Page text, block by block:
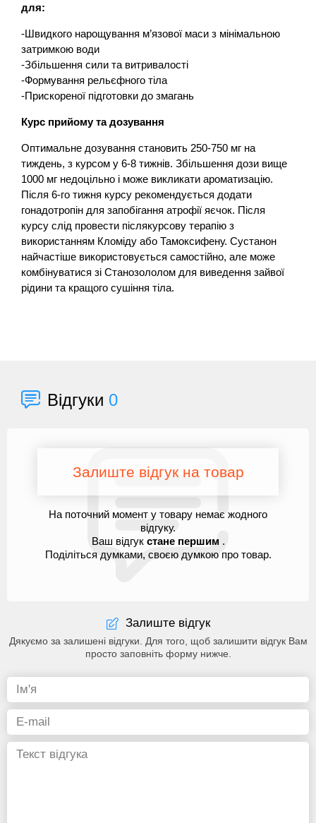
для:
-Швидкого нарощування м’язової маси з мінімальною
затримкою води
-Збільшення сили та витривалості
-Формування рельєфного тіла
-Прискореної підготовки до змагань
Курс прийому та дозування
Оптимальне дозування становить 250-750 мг на
тиждень, з курсом у 6-8 тижнів. Збільшення дози вище
1000 мг недоцільно і може викликати ароматизацію.
Після 6-го тижня курсу рекомендується додати
гонадотропін для запобігання атрофії яєчок. Після
курсу слід провести післякурсову терапію з
використанням Кломіду або Тамоксифену. Сустанон
найчастіше використовується самостійно, але може
комбінуватися зі Станозололом для виведення зайвої
рідини та кращого сушіння тіла.
Відгуки 0
Залиште відгук на товар
На поточний момент у товару немає жодного
відгуку.
Ваш відгук стане першим .
Поділіться думками, своєю думкою про товар.
Залиште відгук
Дякуємо за залишені відгуки. Для того, щоб залишити відгук Вам
просто заповніть форму нижче.